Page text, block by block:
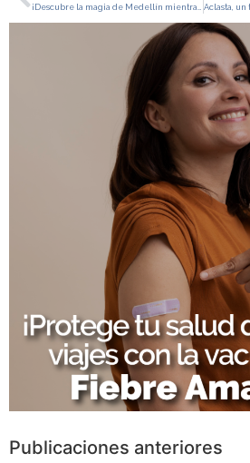
Publicaciones anteriores